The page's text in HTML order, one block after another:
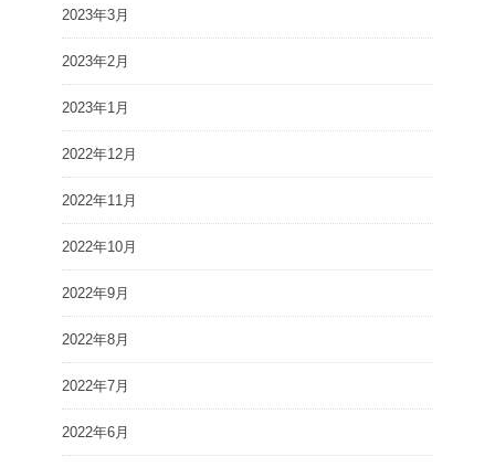
2023年3月
2023年2月
2023年1月
2022年12月
2022年11月
2022年10月
2022年9月
2022年8月
2022年7月
2022年6月